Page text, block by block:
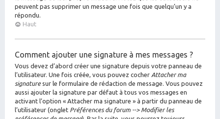
peuvent pas supprimer un message une fois que quelqu’un y a
répondu.
Haut
Comment ajouter une signature à mes messages ?
Vous devez d’abord créer une signature depuis votre panneau de
l’utilisateur. Une fois créée, vous pouvez cocher Attacher ma
signaturesur le formulaire de rédaction de message. Vous pouvez
aussi ajouter la signature par défaut à tous vos messages en
activant l’option « Attacher ma signature » à partir du panneau de
l’utilisateur (onglet Préférences du forum --> Modifier les